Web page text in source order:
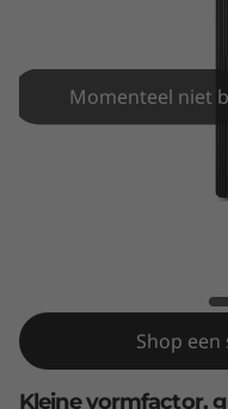
5
n
2
Momenteel niet
Shop
Kleine vormfactor,